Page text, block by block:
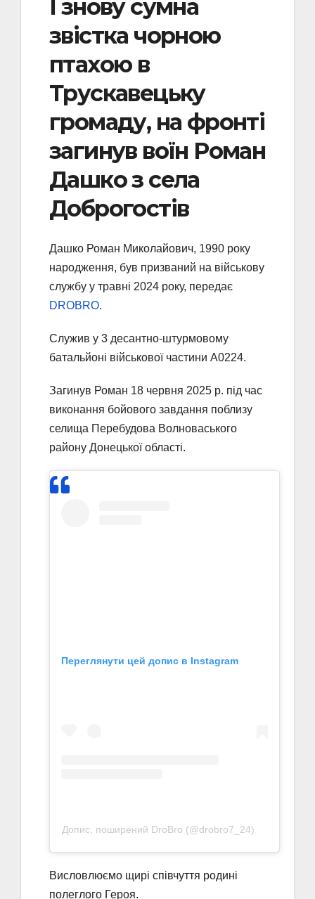
І знову сумна
звістка чорною
птахою в
Трускавецьку
громаду, на фронті
загинув воїн Роман
Дашко з села
Доброгостів
Дашко Роман Миколайович, 1990 року
народження, був призваний на військову
службу у травні 2024 року, передає
DROBRO.
Служив у 3 десантно-штурмовому
батальйоні військової частини А0224.
Загинув Роман 18 червня 2025 р. під час
виконання бойового завдання поблизу
селища Перебудова Волноваського
району Донецької області.
Переглянути цей допис в Instagram
Допис, поширений DroBro (@drobro7_24)
Висловлюємо щирі співчуття родині
полеглого Героя.